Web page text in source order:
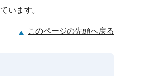
います。
このページの先頭へ戻る